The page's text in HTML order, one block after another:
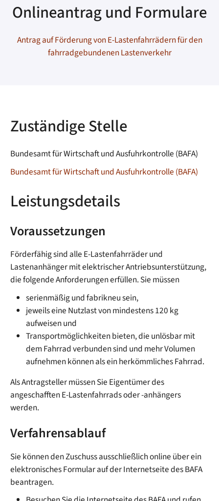
Onlineantrag und Formulare
Antrag auf Förderung von E-Lastenfahrrädern für den
fahrradgebundenen Lastenverkehr
Zuständige Stelle
Bundesamt für Wirtschaft und Ausfuhrkontrolle (BAFA)
Bundesamt für Wirtschaft und Ausfuhrkontrolle (BAFA)
Leistungsdetails
Voraussetzungen
Förderfähig sind alle E-Lastenfahrräder und
Lastenanhänger mit elektrischer Antriebsunterstützung,
die folgende Anforderungen erfüllen. Sie müssen
serienmäßig und fabrikneu sein,
jeweils eine Nutzlast von mindestens 120 kg
aufweisen und
Transportmöglichkeiten bieten, die unlösbar mit
dem Fahrrad verbunden sind und mehr Volumen
aufnehmen können als ein herkömmliches Fahrrad.
Als Antragsteller müssen Sie Eigentümer des
angeschafften E-Lastenfahrrads oder -anhängers
werden.
Verfahrensablauf
Sie können den Zuschuss ausschließlich online über ein
elektronisches Formular auf der Internetseite des BAFA
beantragen.